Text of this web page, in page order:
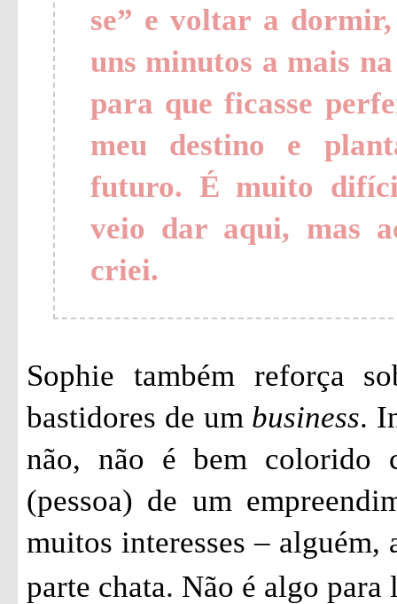
se” e voltar a
uns minutos a mais
para que ficasse
meu destino e
futuro. É muito
veio dar aqui, mas
criei.
Sophie também reforça
bastidores de um business.
não, não é bem colorido
(pessoa) de um
muitos interesses –
parte chata. Não é algo para